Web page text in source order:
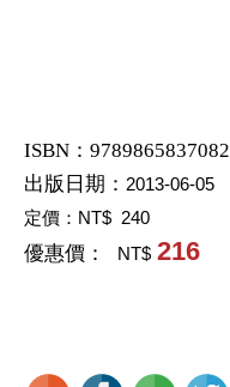
ISBN：9789865837082
出版日期： 2013-06-05
定價： NT$ 240
優惠價： NT$ 216